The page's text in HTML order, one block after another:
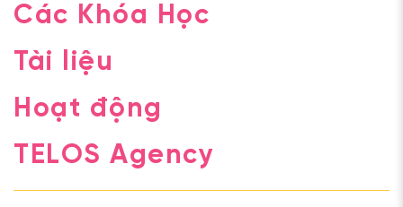
Các Khóa Học
Tài liệu
Hoạt động
TELOS Agency